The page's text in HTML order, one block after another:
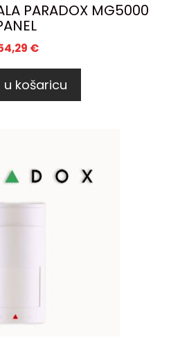
PARADOX MG5000
€
u košaricu